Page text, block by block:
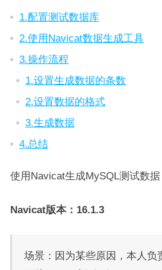
1.配置测试数据库
2.使用Navicat数据生成工具
3.操作流程
1.设置生成数据的条数
2.设置数据的格式
3.生成数据
4.总结
使用Navicat生成MySQL测试数据
Navicat版本：16.1.3
场景：因为某些原因，本人负